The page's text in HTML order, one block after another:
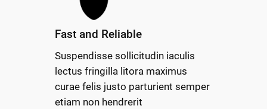
Fast and Reliable
Suspendisse sollicitudin iaculis
lectus fringilla litora maximus
curae felis justo parturient semper
etiam non hendrerit